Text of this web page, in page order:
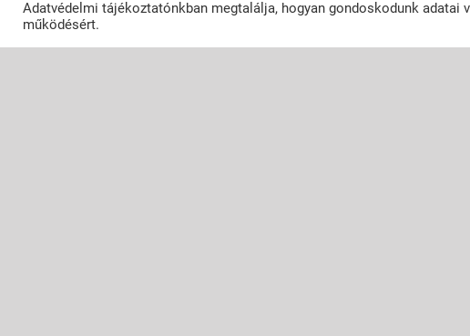
Adatvédelmi tájékoztatónkban megtalálja, hogyan gondoskodunk adatai
működésért.